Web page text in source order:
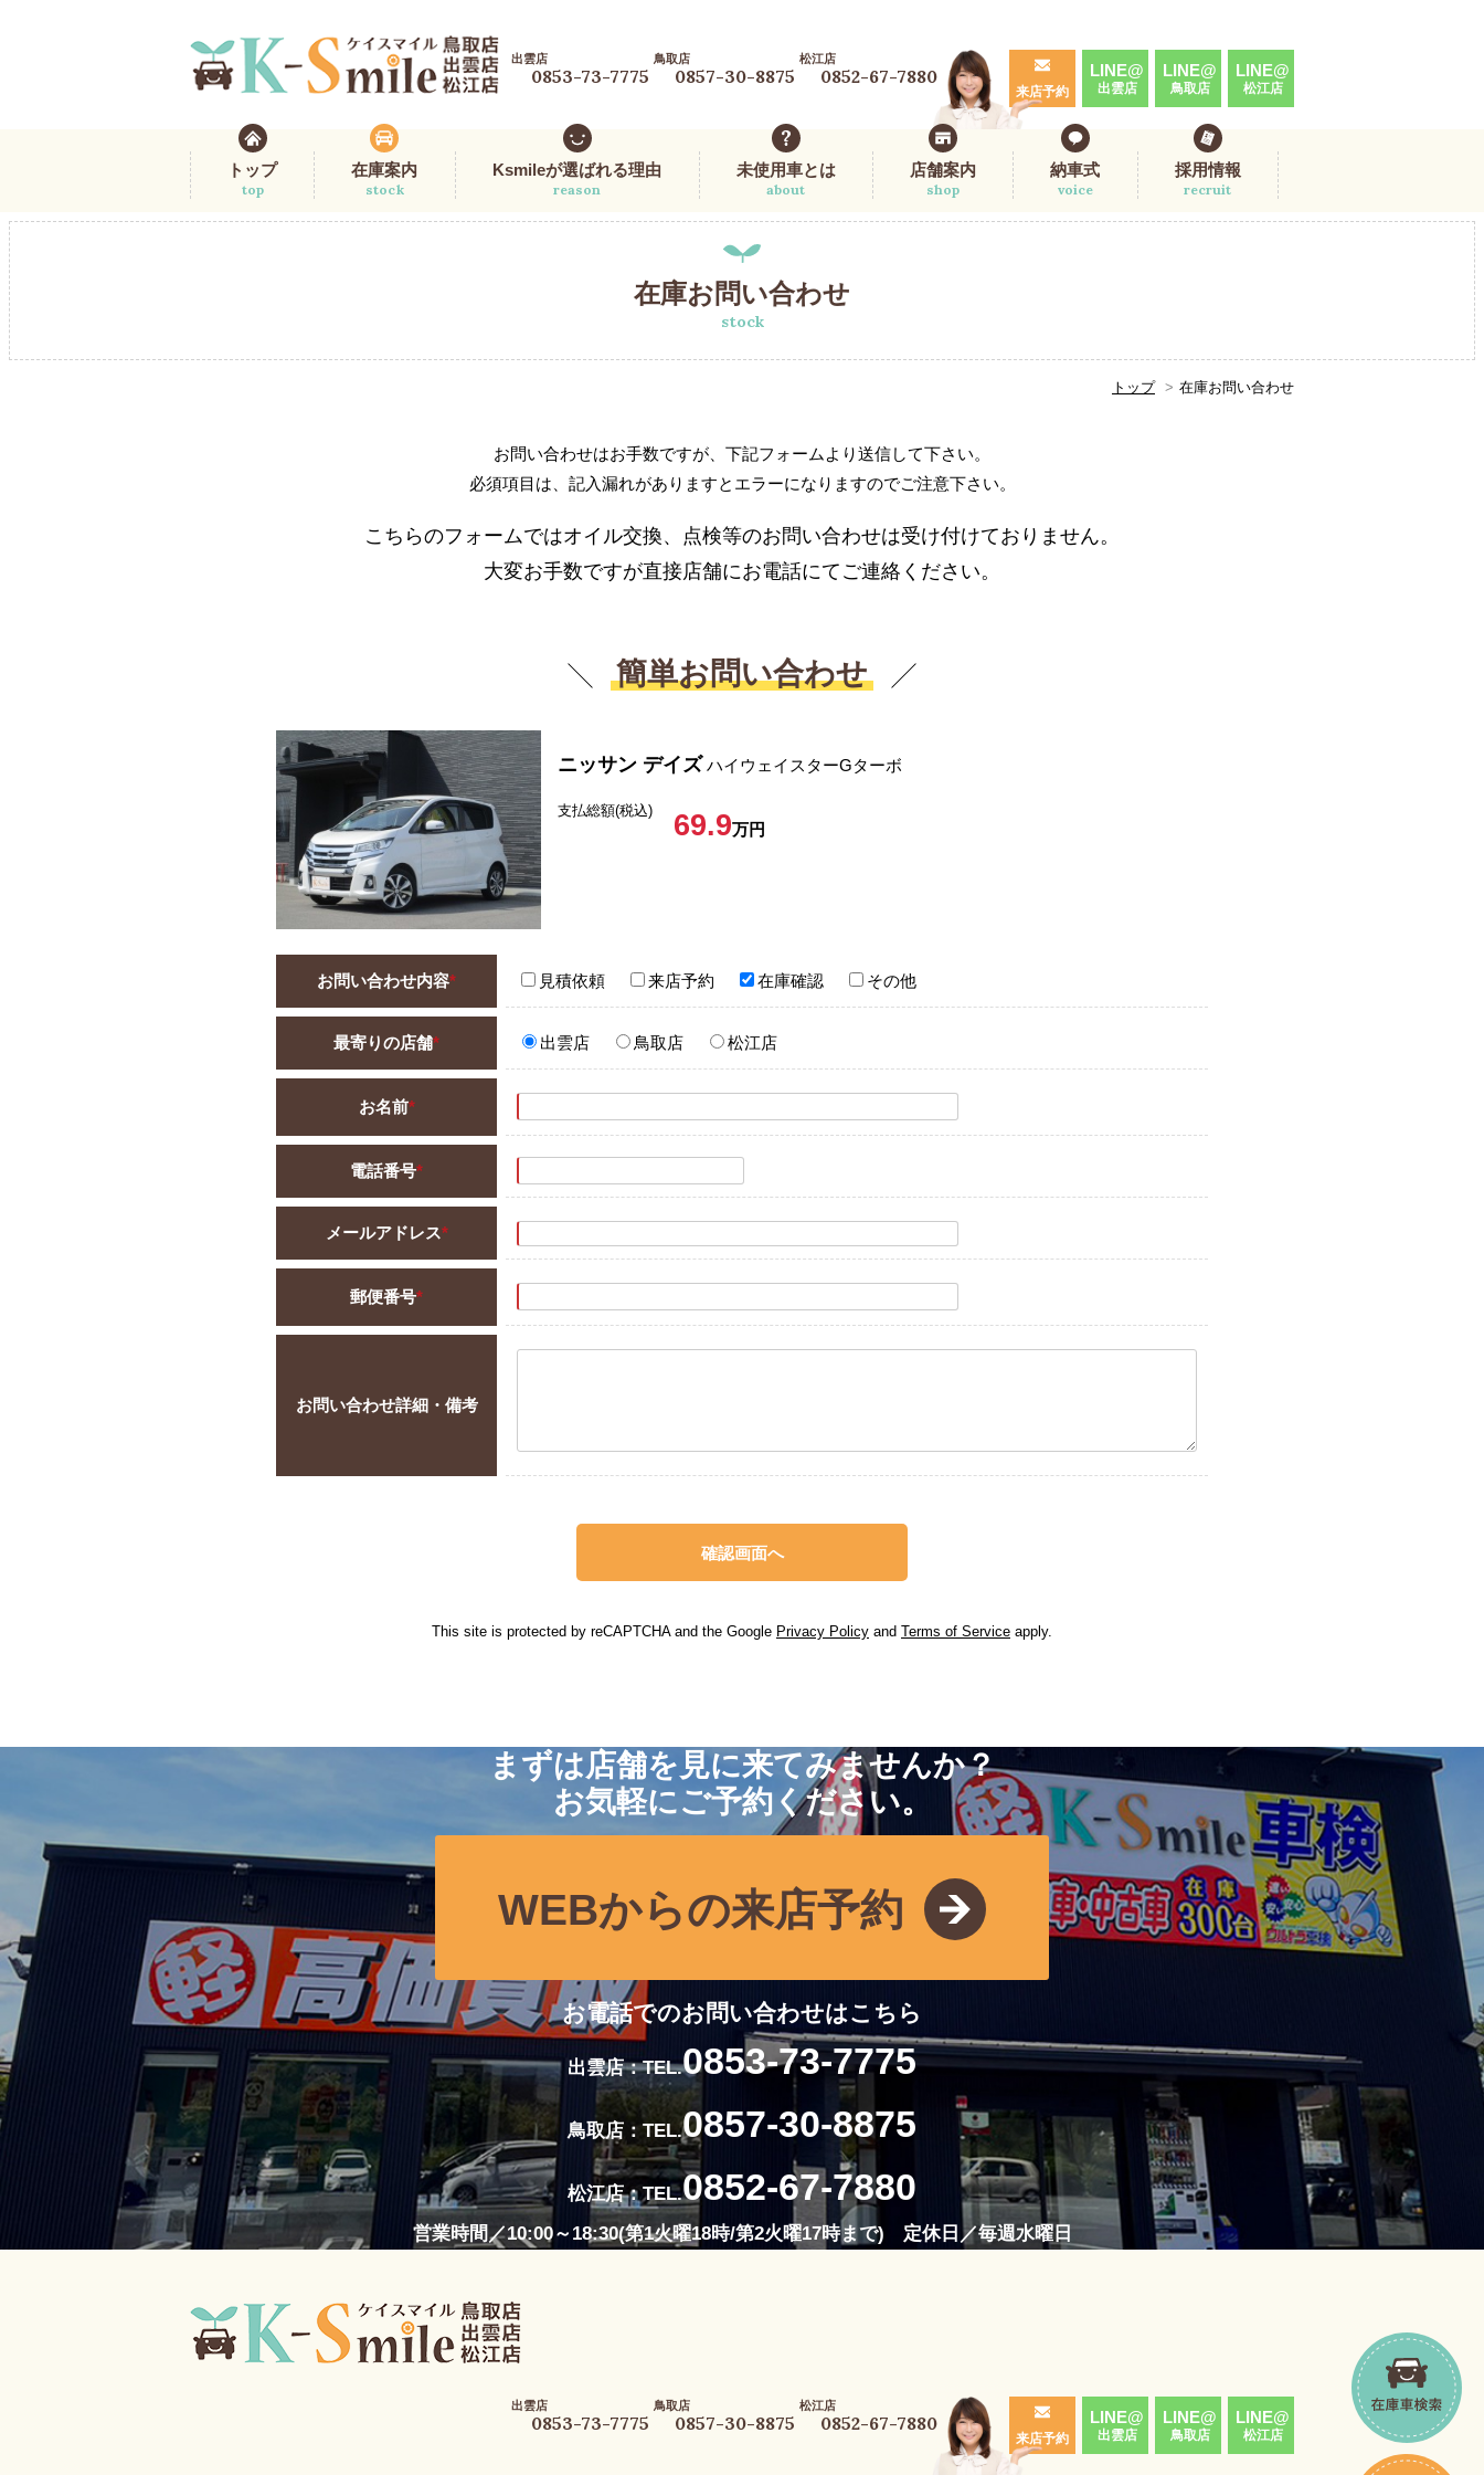
出雲店
0853-73-7775
鳥取店
0857-30-8875
松江店
0852-67-7880
来店予約
LINE@
出雲店
LINE@
鳥取店
LINE@
松江店
トップ
top
在庫案内
stock
Ksmileが選ばれる理由
reason
未使用車とは
about
店舗案内
shop
納車式
voice
採用情報
recruit
在庫お問い合わせ
stock
トップ 在庫お問い合わせ
お問い合わせはお手数ですが、下記フォームより送信して下さい。
必須項目は、記入漏れがありますとエラーになりますのでご注意下さい。
こちらのフォームではオイル交換、点検等のお問い合わせは受け付けておりません。
大変お手数ですが直接店舗にお電話にてご連絡ください。
簡単お問い合わせ
ニッサン デイズ ハイウェイスターGターボ
支払総額(税込) 69.9万円
お問い合わせ内容* 見積依頼 来店予約 在庫確認 その他
最寄りの店舗* 出雲店 鳥取店 松江店
お名前*
電話番号*
メールアドレス*
郵便番号*
お問い合わせ詳細・備考
This site is protected by reCAPTCHA and the Google Privacy Policy and Terms of Service apply.
まずは店舗を見に来てみませんか？
お気軽にご予約ください。
WEBからの来店予約
お電話でのお問い合わせはこちら
出雲店：TEL.0853-73-7775
鳥取店：TEL.0857-30-8875
松江店：TEL.0852-67-7880
営業時間／10:00～18:30(第1火曜18時/第2火曜17時まで) 定休日／毎週水曜日
出雲店
0853-73-7775
鳥取店
0857-30-8875
松江店
0852-67-7880
来店予約
LINE@
出雲店
LINE@
鳥取店
LINE@
松江店